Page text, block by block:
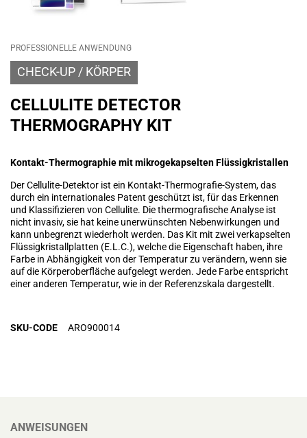
PROFESSIONELLE ANWENDUNG
CHECK-UP KÖRPER
CELLULITE DETECTOR
THERMOGRAPHY KIT
Kontakt-Thermographie mit mikrogekapselten Flüssigkristallen
Der Cellulite-Detektor ist ein Kontakt-Thermografie-System, das
durch ein internationales Patent geschützt ist, für das Erkennen
und Klassifizieren von Cellulite. Die thermografische Analyse ist
nicht invasiv, sie hat keine unerwünschten Nebenwirkungen und
kann unbegrenzt wiederholt werden. Das Kit mit zwei verkapselten
Flüssigkristallplatten (E.L.C.), welche die Eigenschaft haben, ihre
Farbe in Abhängigkeit von der Temperatur zu verändern, wenn sie
auf die Körperoberfläche aufgelegt werden. Jede Farbe entspricht
einer anderen Temperatur, wie in der Referenzskala dargestellt.
SKU-CODE ARO900014
ANWEISUNGEN